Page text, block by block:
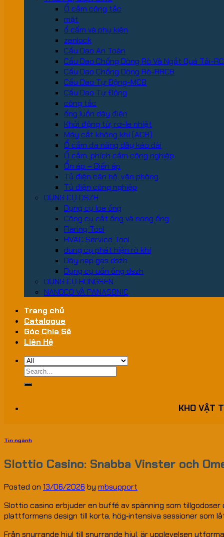
Ổ cắm công tắc
mặt
ổ cấm và phụ kiện
zenlock
Cầu Dao An Toàn
Cầu Dao Chống Dòng Rò Và Ngắt Quá Tải-
Cầu Dao Chống Dòng Rò-RRCB
Cầu Dao Tự Động-MCB
Cầu Dao Tự Động
công tắc
ống luồn dây điện
Khởi động từ, rơ-le nhiệt
Máy cắt không khí (ACB)
Ổ cắm đa năng dây kéo dài
Ổ cắm, phích cắm công nghiệp
Ổn áp – Biến áp
Tủ điện căn hộ, văn phòng
Tủ điện công nghiệp
DỤNG CỤ DSZH
Dụng cụ loe ống
Công cụ cắt ống và nong ống
Flaring Tool
HVAC Service Tool
dung cụ phát hiện rò khí
Dây nạp gas dszh
Dụng cụ uốn ống dszh
DỤNG CỤ HONGSEN
NANOCO VÀ PANASONIC
Trang chủ
Catalogue
Góc Chia Sẽ
Liên Hệ
Search
for:
KHO VẬT
Tin ngành
Slottio Casino: Snabba Vinster och
Posted on 13/06/2026 by mbsupport
Slottio casino erbjuder en buffé av spänning som
plattformens design till korta, hög‑intensiva sessioner
Från snurrande hjul till snurrande hjul, är upplevelsen